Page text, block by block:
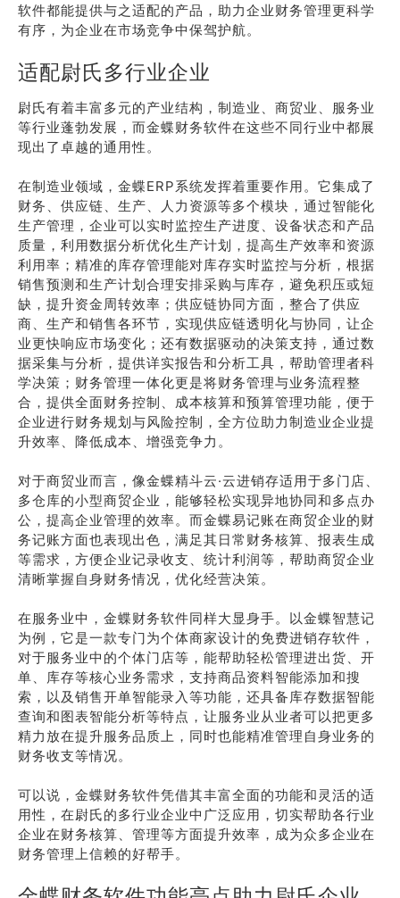
软件都能提供与之适配的产品，助力企业财务管理更科学
有序，为企业在市场竞争中保驾护航。
适配尉氏多行业企业
尉氏有着丰富多元的产业结构，制造业、商贸业、服务业
等行业蓬勃发展，而金蝶财务软件在这些不同行业中都展
现出了卓越的通用性。
在制造业领域，金蝶ERP系统发挥着重要作用。它集成了
财务、供应链、生产、人力资源等多个模块，通过智能化
生产管理，企业可以实时监控生产进度、设备状态和产品
质量，利用数据分析优化生产计划，提高生产效率和资源
利用率；精准的库存管理能对库存实时监控与分析，根据
销售预测和生产计划合理安排采购与库存，避免积压或短
缺，提升资金周转效率；供应链协同方面，整合了供应
商、生产和销售各环节，实现供应链透明化与协同，让企
业更快响应市场变化；还有数据驱动的决策支持，通过数
据采集与分析，提供详实报告和分析工具，帮助管理者科
学决策；财务管理一体化更是将财务管理与业务流程整
合，提供全面财务控制、成本核算和预算管理功能，便于
企业进行财务规划与风险控制，全方位助力制造业企业提
升效率、降低成本、增强竞争力。
对于商贸业而言，像金蝶精斗云·云进销存适用于多门店、
多仓库的小型商贸企业，能够轻松实现异地协同和多点办
公，提高企业管理的效率。而金蝶易记账在商贸企业的财
务记账方面也表现出色，满足其日常财务核算、报表生成
等需求，方便企业记录收支、统计利润等，帮助商贸企业
清晰掌握自身财务情况，优化经营决策。
在服务业中，金蝶财务软件同样大显身手。以金蝶智慧记
为例，它是一款专门为个体商家设计的免费进销存软件，
对于服务业中的个体门店等，能帮助轻松管理进出货、开
单、库存等核心业务需求，支持商品资料智能添加和搜
索，以及销售开单智能录入等功能，还具备库存数据智能
查询和图表智能分析等特点，让服务业从业者可以把更多
精力放在提升服务品质上，同时也能精准管理自身业务的
财务收支等情况。
可以说，金蝶财务软件凭借其丰富全面的功能和灵活的适
用性，在尉氏的多行业企业中广泛应用，切实帮助各行业
企业在财务核算、管理等方面提升效率，成为众多企业在
财务管理上信赖的好帮手。